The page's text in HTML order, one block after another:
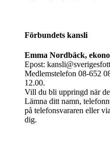
Förbundets kansli
Emma Nordbäck,
Epost:
Medlemstelefon 08-652
12.00.
Vill du bli uppringd när
Lämna ditt namn,
på telefonsvararen eller
dig.